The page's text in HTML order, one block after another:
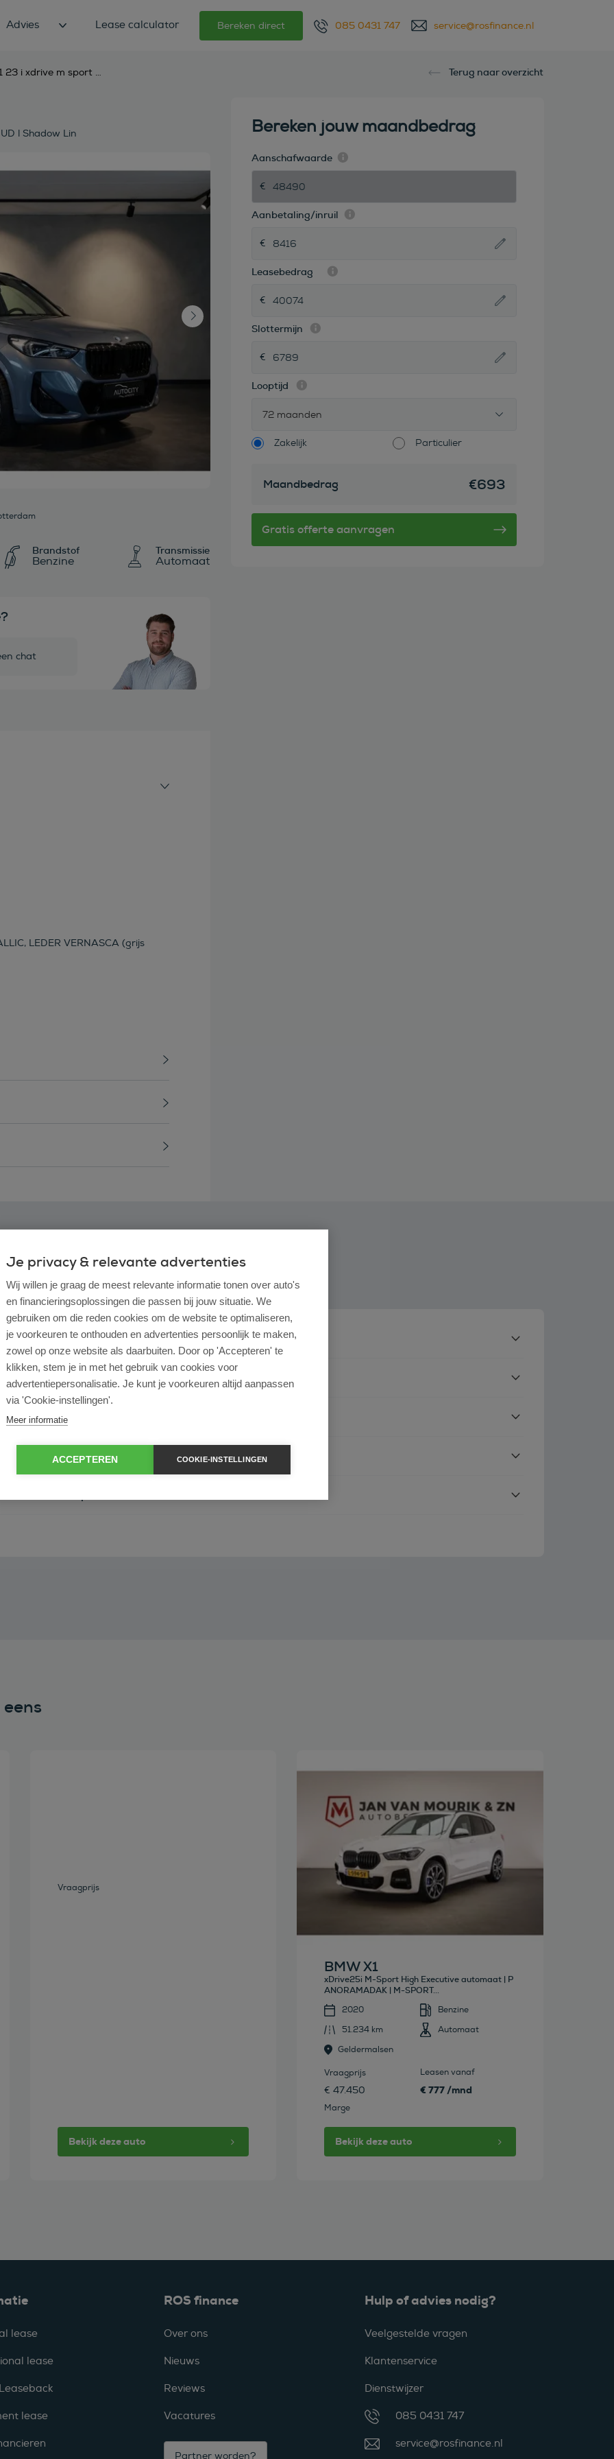
Advies Lease calculator Bereken direct 085 0431 747 service@rosfinance.nl
bmw x1 23 i xdrive m sport leder l panorama l harman l hud l shadow lin Terug naar overzicht
l Shadow Lin
Brandstof
Benzine
Transmissie
Automaat
chat
LEDER VERNASCA (grijs
Bereken jouw maandbedrag
Aanschafwaarde
Aanbetaling/inruil
Leasebedrag
Slottermijn
Looptijd
72 maanden
Zakelijk Particulier
Maandbedrag €693
ondernemer?
operational lease?
ROS Finance?
zelf bepalen?
Vraagprijs
Bekijk deze auto
Bekijk deze auto
BMW X1
xDrive25i M-Sport High Executive automaat | P
ANORAMADAK | M-SPORT...
2020
Benzine
51.234 km
Automaat
Geldermalsen
Vraagprijs
€ 47.450
Marge
Leasen vanaf
€ 777 /mnd
Bekijk deze auto
lease
lease
lease
ROS finance
Over ons
Nieuws
Reviews
Vacatures
Partner worden?
Hulp of advies nodig?
Veelgestelde vragen
Klantenservice
Dienstwijzer
085 0431 747
service@rosfinance.nl
Je privacy & relevante advertenties
Wij willen je graag de meest relevante informatie tonen over auto's
en financieringsoplossingen die passen bij jouw situatie. We
gebruiken om die reden cookies om de website te optimaliseren,
je voorkeuren te onthouden en advertenties persoonlijk te maken,
zowel op onze website als daarbuiten. Door op 'Accepteren' te
klikken, stem je in met het gebruik van cookies voor
advertentiepersonalisatie. Je kunt je voorkeuren altijd aanpassen
via 'Cookie-instellingen'.
Meer informatie
ACCEPTEREN COOKIE-INSTELLINGEN